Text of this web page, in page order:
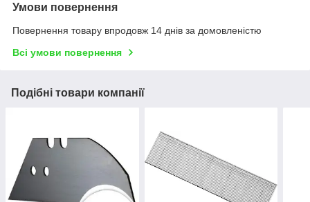
Умови повернення
Повернення товару впродовж 14 днів за домовленістю
Всі умови повернення
Подібні товари компанії